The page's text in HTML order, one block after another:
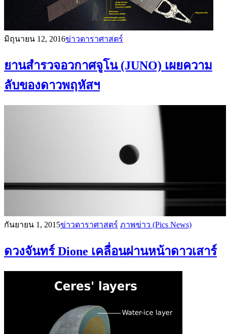
มิถุนายน 12, 2016ข่าวดาราศาสตร์
ยานสำรวจอวกาศจูโน (JUNO) เผยความ
ลับของดาวพฤหัสฯ
กันยายน 1, 2015ข่าวดาราศาสตร์ ภาพข่าว (Pics News)
ดวงจันทร์ Dione เคลื่อนผ่านหน้าดาวเสาร์